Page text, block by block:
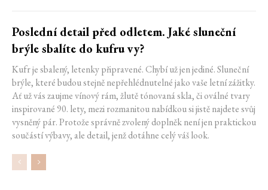
Poslední detail před odletem. Jaké sluneční
brýle sbalíte do kufru vy?
Kufr je sbalený, letenky připravené. Chybí už jen jediné. Sluneční
brýle, které budou stejně nepřehlédnutelné jako vaše letní zážitky.
Ať už vás zaujme vínový rám, žlutě tónovaná skla, či oválné tvary
inspirované 90. lety, mezi rozmanitou nabídkou si jistě najdete svůj
vysněný pár. Protože správně zvolený doplněk není jen praktickou
součástí výbavy, ale detail, jenž dotáhne celý váš look.